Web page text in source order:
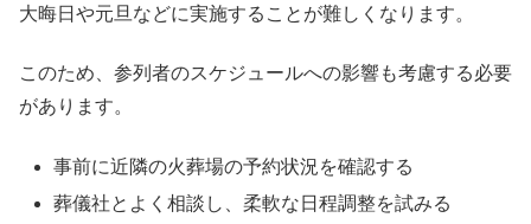
大晦日や元旦などに実施することが難しくなります。
このため、参列者のスケジュールへの影響も考慮する必要
があります。
事前に近隣の火葬場の予約状況を確認する
葬儀社とよく相談し、柔軟な日程調整を試みる